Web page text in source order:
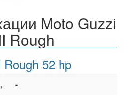
Moto Guzzi
Rough
52 hp
-